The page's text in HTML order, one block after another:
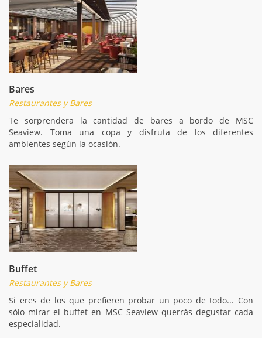
Bares
Restaurantes y Bares
Te sorprendera la cantidad de bares a bordo de MSC
Seaview. Toma una copa y disfruta de los diferentes
ambientes según la ocasión.
Buffet
Restaurantes y Bares
Si eres de los que prefieren probar un poco de todo... Con
sólo mirar el buffet en MSC Seaview querrás degustar cada
especialidad.